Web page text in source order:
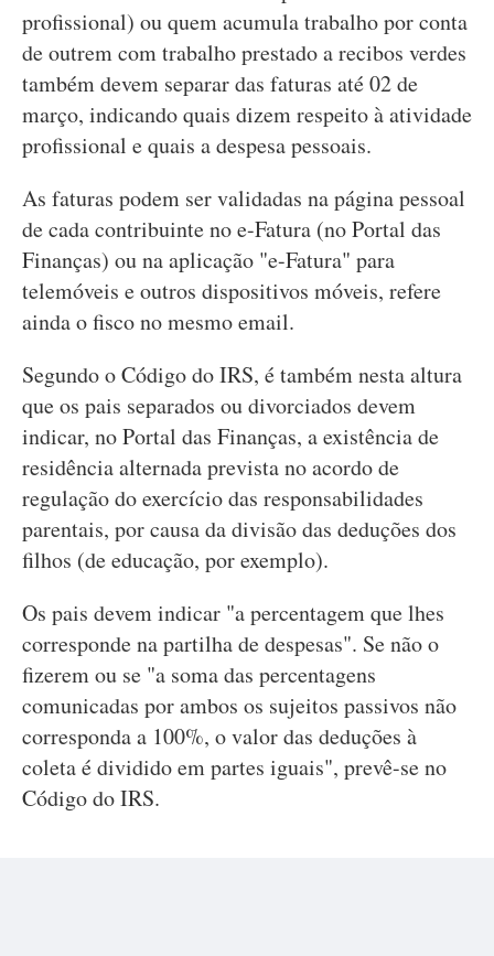
profissional) ou quem acumula trabalho por conta
de outrem com trabalho prestado a recibos verdes
também devem separar das faturas até 02 de
março, indicando quais dizem respeito à atividade
profissional e quais a despesa pessoais.
As faturas podem ser validadas na página pessoal
de cada contribuinte no e-Fatura (no Portal das
Finanças) ou na aplicação "e-Fatura" para
telemóveis e outros dispositivos móveis, refere
ainda o fisco no mesmo email.
Segundo o Código do IRS, é também nesta altura
que os pais separados ou divorciados devem
indicar, no Portal das Finanças, a existência de
residência alternada prevista no acordo de
regulação do exercício das responsabilidades
parentais, por causa da divisão das deduções dos
filhos (de educação, por exemplo).
Os pais devem indicar "a percentagem que lhes
corresponde na partilha de despesas". Se não o
fizerem ou se "a soma das percentagens
comunicadas por ambos os sujeitos passivos não
corresponda a 100%, o valor das deduções à
coleta é dividido em partes iguais", prevê-se no
Código do IRS.